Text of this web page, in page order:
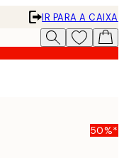
IR PARA A CAIXA
50%*